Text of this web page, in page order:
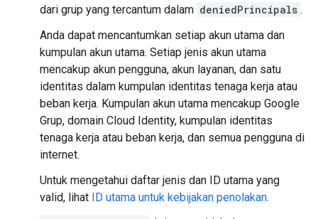
dari grup yang tercantum dalam deniedPrincipals .
Anda dapat mencantumkan setiap akun utama dan
kumpulan akun utama. Setiap jenis akun utama
mencakup akun pengguna, akun layanan, dan satu
identitas dalam kumpulan identitas tenaga kerja atau
beban kerja. Kumpulan akun utama mencakup Google
Grup, domain Cloud Identity, kumpulan identitas
tenaga kerja atau beban kerja, dan semua pengguna di
internet.
Untuk mengetahui daftar jenis dan ID utama yang
valid, lihat ID utama untuk kebijakan penolakan.